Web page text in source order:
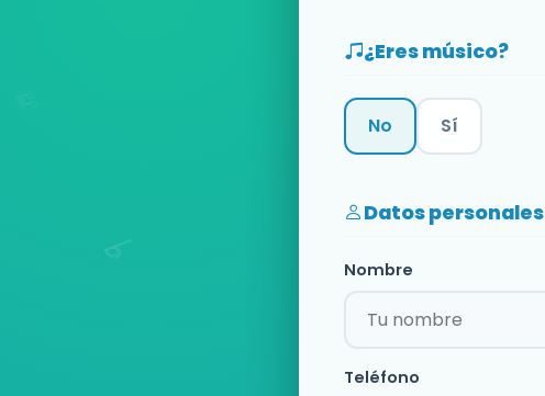
¿Eres músico?
No Sí
Datos personales
Nombre
Teléfono